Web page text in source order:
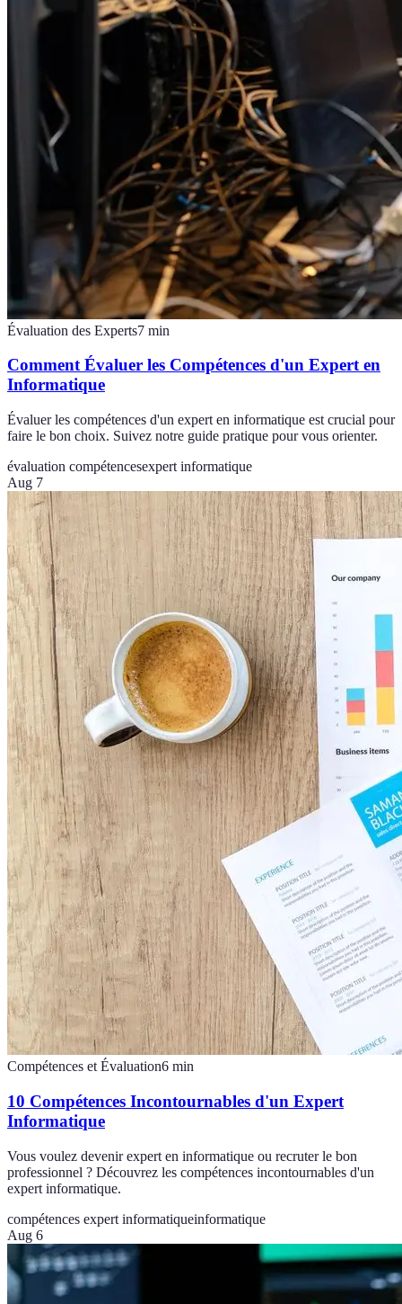
Évaluation des Experts7 min
Comment Évaluer les Compétences d'un Expert en
Informatique
Évaluer les compétences d'un expert en informatique est crucial pour
faire le bon choix. Suivez notre guide pratique pour vous orienter.
évaluation compétencesexpert informatique
Aug 7
Compétences et Évaluation6 min
10 Compétences Incontournables d'un Expert
Informatique
Vous voulez devenir expert en informatique ou recruter le bon
professionnel ? Découvrez les compétences incontournables d'un
expert informatique.
compétences expert informatiqueinformatique
Aug 6